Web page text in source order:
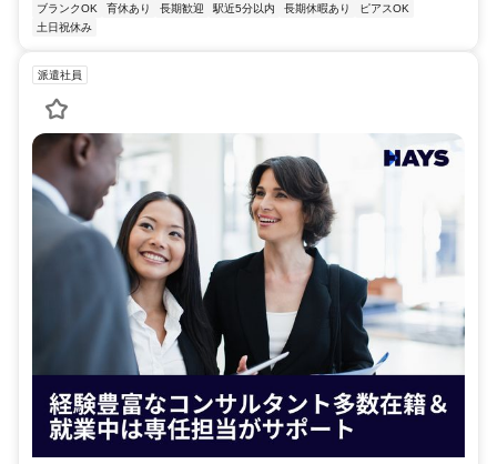
ブランクOK
育休あり 長期歓迎 駅近5分以内 長期休暇あり
ピアスOK
土日祝休み
派遣社員